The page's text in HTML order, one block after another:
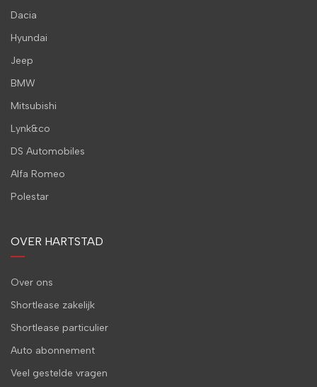
Dacia
Hyundai
Jeep
BMW
Mitsubishi
Lynk&co
DS Automobiles
Alfa Romeo
Polestar
OVER HARTSTAD
Over ons
Shortlease zakelijk
Shortlease particulier
Auto abonnement
Veel gestelde vragen